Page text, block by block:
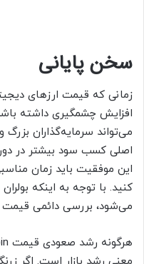
سخن پایانی
زمانی که قیمت ارزهای
می‌تواند سرمایه‌گذاران
اصلی کسب سود بیشتر در
این موفقیت باید زمان
کنید. با توجه به اینکه
می‌شود، بررسی دائمی قیمت